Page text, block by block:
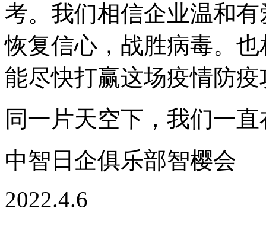
考。我们相信企业温和
恢复信心，战胜病毒。
能尽快打赢这场疫情防
同一片天空下，我们一
中智日企俱乐部智樱会
2022.4.6